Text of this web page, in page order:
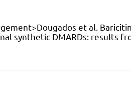
et al.
synthetic DMARDs: results